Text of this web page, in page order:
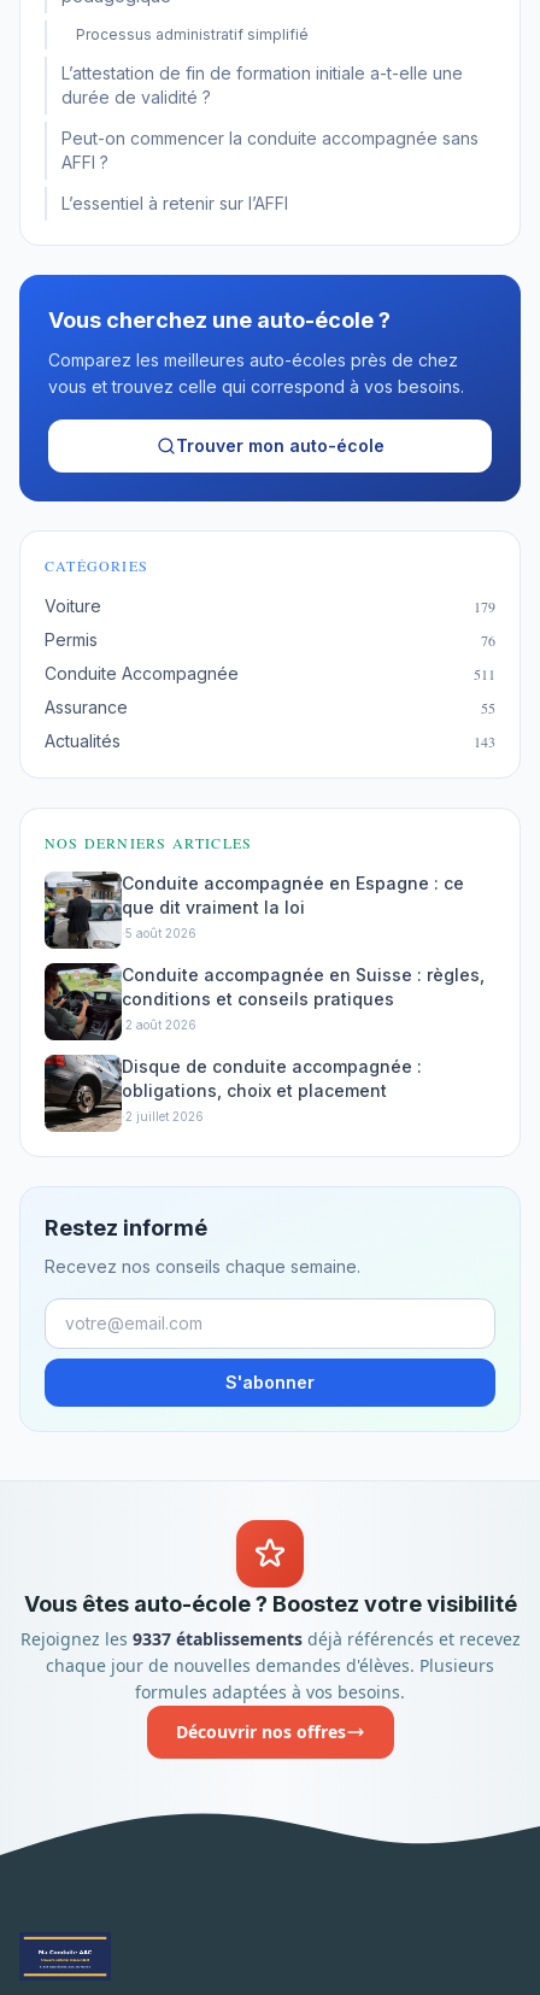
Processus administratif simplifié
L’attestation de fin de formation initiale a-t-elle une
durée de validité ?
Peut-on commencer la conduite accompagnée sans
AFFI ?
L’essentiel à retenir sur l’AFFI
Vous cherchez une auto-école ?
Comparez les meilleures auto-écoles près de chez
vous et trouvez celle qui correspond à vos besoins.
Trouver mon auto-école
CATÉGORIES
Voiture 179
Permis 76
Conduite Accompagnée 511
Assurance 55
Actualités 143
NOS DERNIERS ARTICLES
Conduite accompagnée en Espagne : ce
que dit vraiment la loi
·5 août 2026
Conduite accompagnée en Suisse : règles,
conditions et conseils pratiques
·2 août 2026
Disque de conduite accompagnée :
obligations, choix et placement
·2 juillet 2026
Restez informé
Recevez nos conseils chaque semaine.
S'abonner
Vous êtes auto-école ? Boostez votre visibilité
Rejoignez les 9337 établissementsdéjà référencés et recevez
chaque jour de nouvelles demandes d'élèves. Plusieurs
formules adaptées à vos besoins.
Découvrir nos offres